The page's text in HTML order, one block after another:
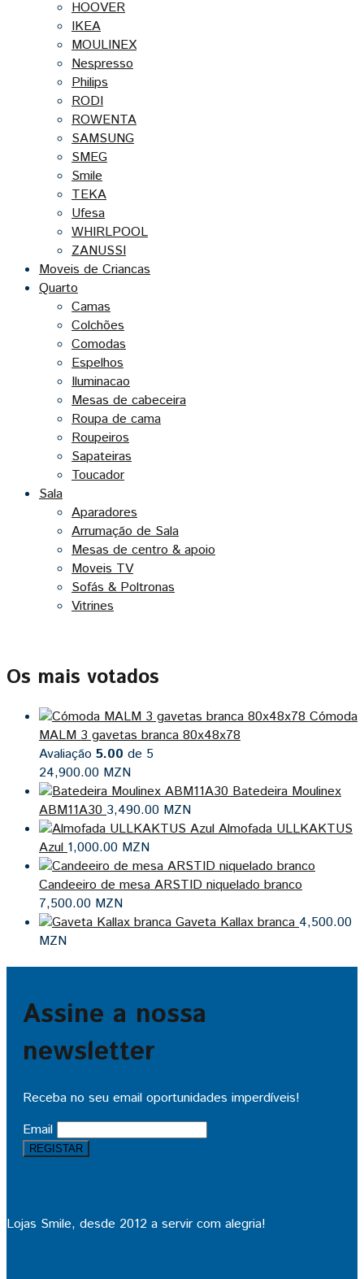
HOOVER
IKEA
MOULINEX
Nespresso
Philips
RODI
ROWENTA
SAMSUNG
SMEG
Smile
TEKA
Ufesa
WHIRLPOOL
ZANUSSI
Moveis de Criancas
Quarto
Camas
Colchões
Comodas
Espelhos
Iluminacao
Mesas de cabeceira
Roupa de cama
Roupeiros
Sapateiras
Toucador
Sala
Aparadores
Arrumação de Sala
Mesas de centro & apoio
Moveis TV
Sofás & Poltronas
Vitrines
Os mais votados
Cómoda
MALM 3 gavetas branca 80x48x78
Avaliação 5.00 de 5
24,900.00 MZN
Batedeira Moulinex
ABM11A30 3,490.00 MZN
Almofada ULLKAKTUS
Azul 1,000.00 MZN
Candeeiro de mesa ARSTID niquelado branco
7,500.00 MZN
Gaveta Kallax branca 4,500.00
MZN
Assine a nossa
newsletter
Receba no seu email oportunidades imperdíveis!
Email
Lojas Smile, desde 2012 a servir com alegria!